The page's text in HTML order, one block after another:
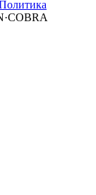
·COBRA